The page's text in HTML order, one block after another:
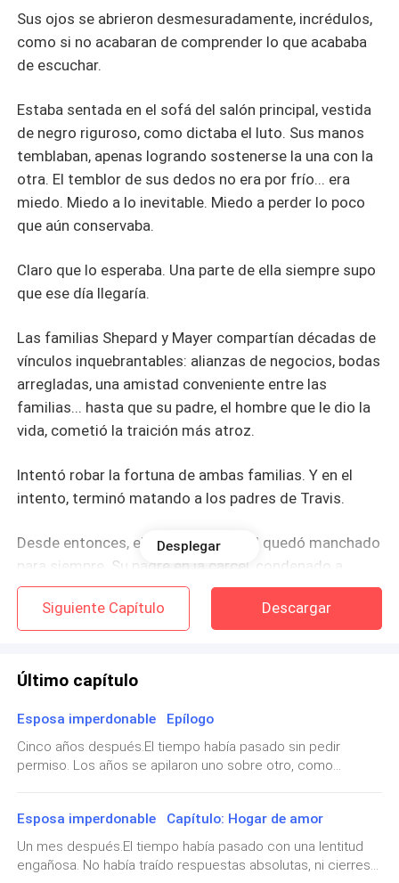
Sus ojos se abrieron desmesuradamente, incrédulos,
como si no acabaran de comprender lo que acababa
de escuchar.
Estaba sentada en el sofá del salón principal, vestida
de negro riguroso, como dictaba el luto. Sus manos
temblaban, apenas logrando sostenerse la una con la
otra. El temblor de sus dedos no era por frío... era
miedo. Miedo a lo inevitable. Miedo a perder lo poco
que aún conservaba.
Claro que lo esperaba. Una parte de ella siempre supo
que ese día llegaría.
Las familias Shepard y Mayer compartían décadas de
vínculos inquebrantables: alianzas de negocios, bodas
arregladas, una amistad conveniente entre las
familias... hasta que su padre, el hombre que le dio la
vida, cometió la traición más atroz.
Intentó robar la fortuna de ambas familias. Y en el
intento, terminó matando a los padres de Travis.
Desde entonces, el apellido Shepard quedó manchado
para siempre. Su padre en la cárcel, condenado a
cadena perpetua. Ella, convertida en el recordatorio
viviente de una tragedia.
si fueran basura. Como si ella lo fuera.
—¡Firma el divorcio! —gruñó, con los ojos encendidos
de furia—. Ella ha vuelto.
cerraba.
Desplegar
Siguiente Capítulo Descargar
Último capítulo
Esposa imperdonable Epílogo
Cinco años después.El tiempo había pasado sin pedir
permiso. Los años se apilaron uno sobre otro, como
silencios largos, días buenos y otros menos
luminosos.Hubo contratiempos, cansancio, heridas que
tardaron en cerrar… pero, aun así, Amara y Liam resistieron.
No porque todo fuera perfecto, sino porque aprendieron a
Esposa imperdonable Capítulo: Hogar de amor
Un mes después.El tiempo había pasado con una lentitud
engañosa. No había traído respuestas absolutas, ni cierres